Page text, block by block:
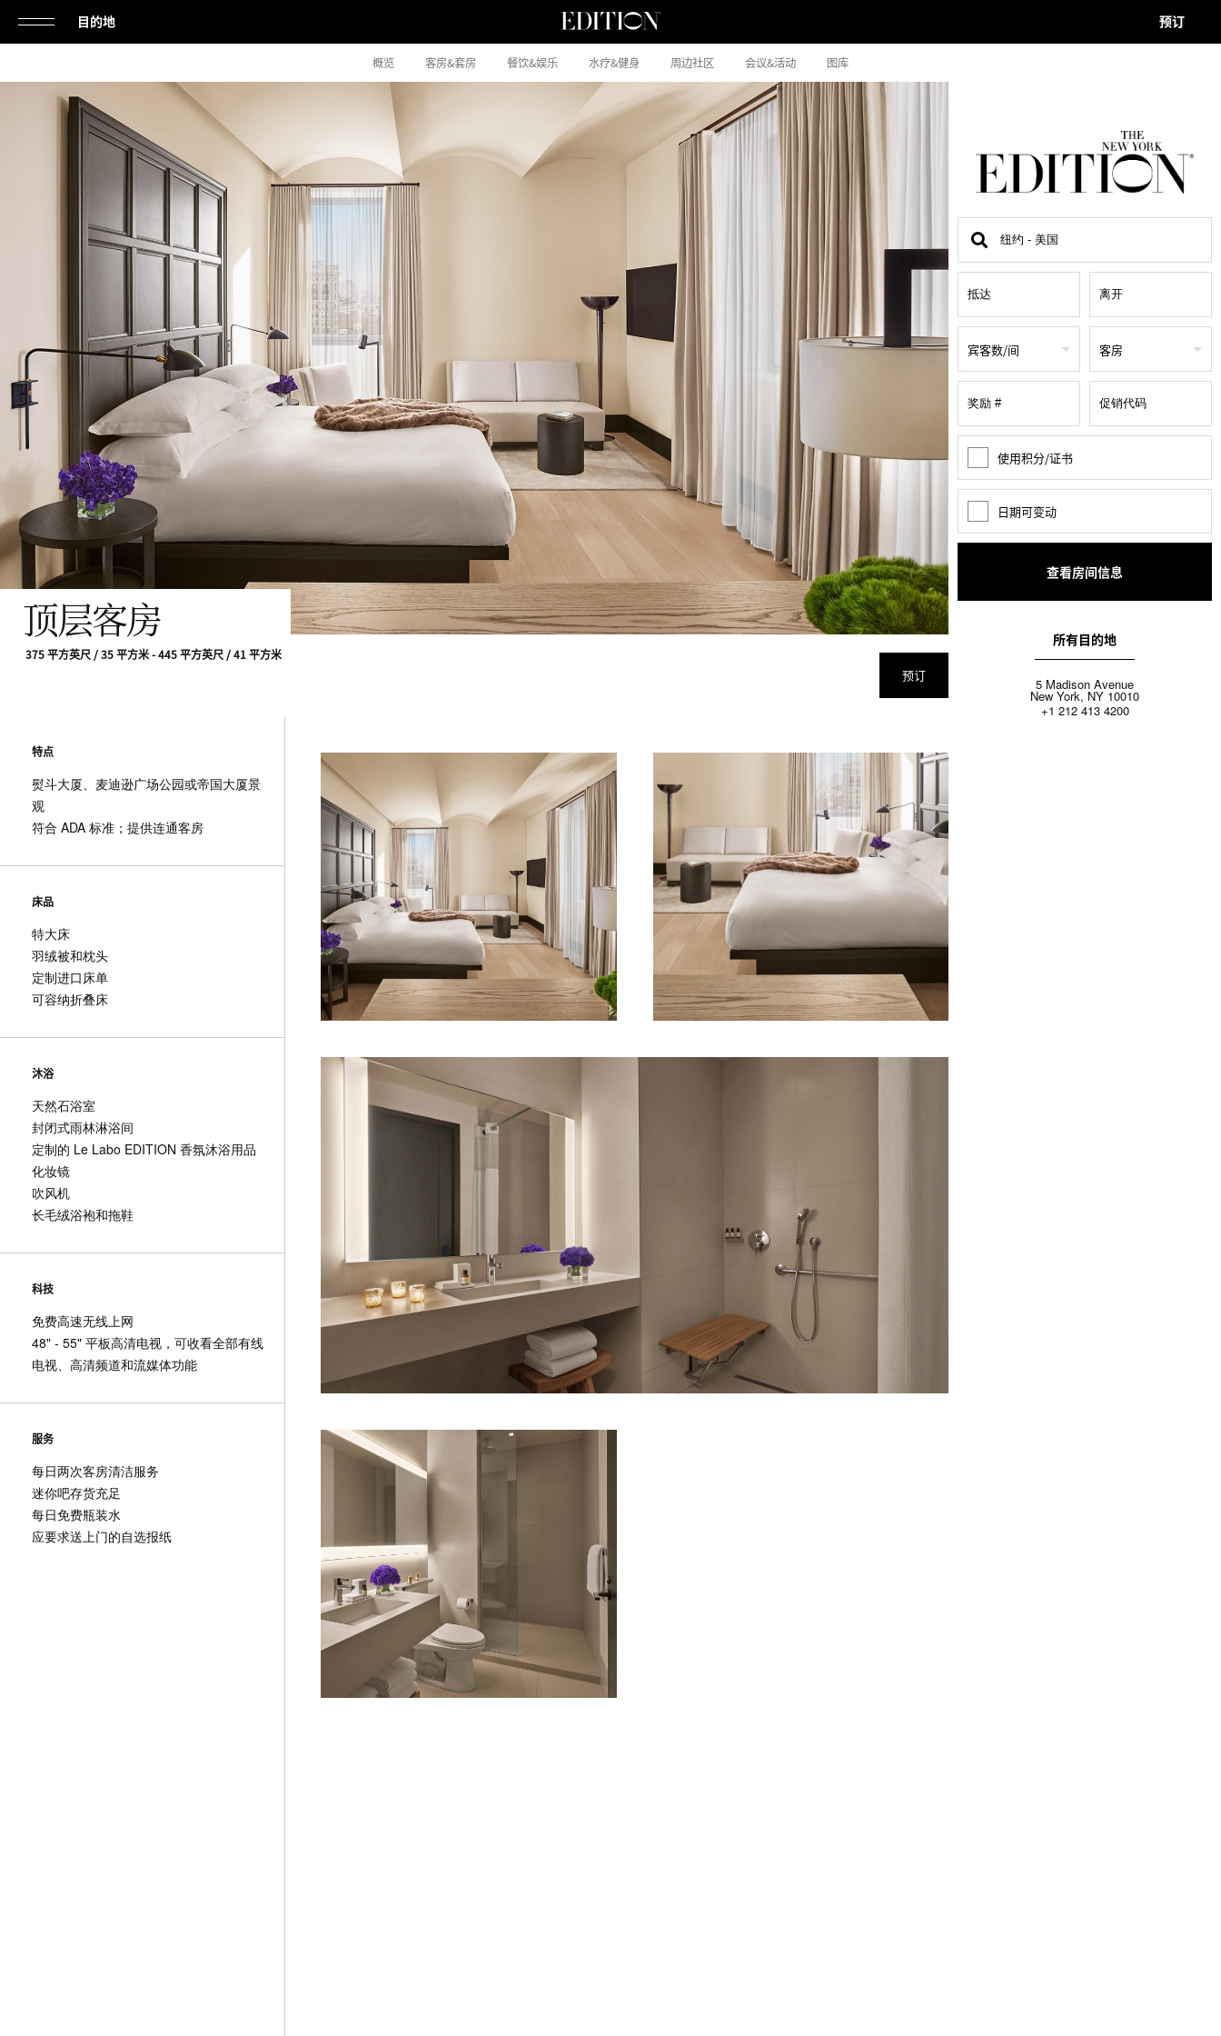
目的地 预订
概览 客房&套房 餐饮&娱乐 水疗&健身 周边社区 会议&活动 图库
查
地
点
宾客数/间 客房
积
分
使用积分/证书
变
日期可变动
所有目的地
5 Madison Avenue
New York, NY 10010
+1 212 413 4200
顶层客房
375 平方英尺 / 35 平方米 - 445 平方英尺 / 41 平方米
预订
特点
熨斗大厦、麦迪逊广场公园或帝国大厦景
观
符合 ADA 标准；提供连通客房
床品
特大床
羽绒被和枕头
定制进口床单
可容纳折叠床
沐浴
天然石浴室
封闭式雨林淋浴间
定制的 Le Labo EDITION 香氛沐浴用品
化妆镜
吹风机
长毛绒浴袍和拖鞋
科技
免费高速无线上网
48" - 55" 平板高清电视，可收看全部有线
电视、高清频道和流媒体功能
服务
每日两次客房清洁服务
迷你吧存货充足
每日免费瓶装水
应要求送上门的自选报纸